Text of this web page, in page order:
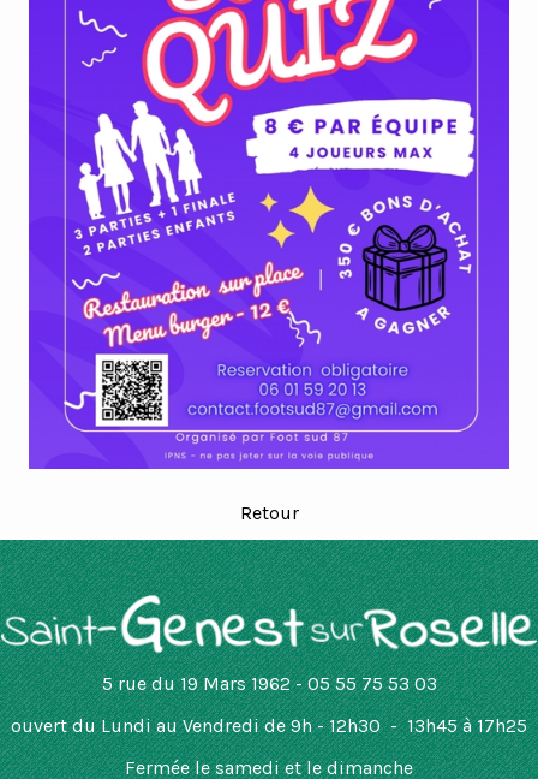
Retour
5 rue du 19 Mars 1962 - 05 55 75 53 03
ouvertdu Lundi au Vendredi de 9h - 12h30 - 13h45 à 17h25
Fermée le samedi et le dimanche